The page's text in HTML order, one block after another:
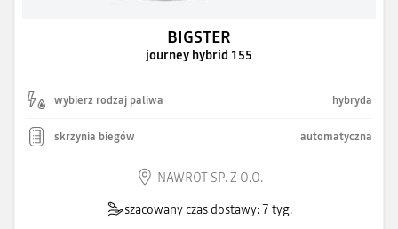
BIGSTER
journey hybrid 155
wybierz rodzaj paliwa hybryda
skrzynia biegów automatyczna
NAWROT SP. Z O.O.
szacowany czas dostawy: 7 tyg.